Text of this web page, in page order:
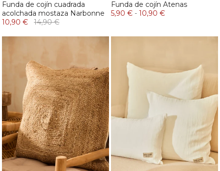
Funda de cojín cuadrada
acolchada mostaza Narbonne
10,90 €
14,90 €
Funda de cojín Atenas
5,90 € - 10,90 €